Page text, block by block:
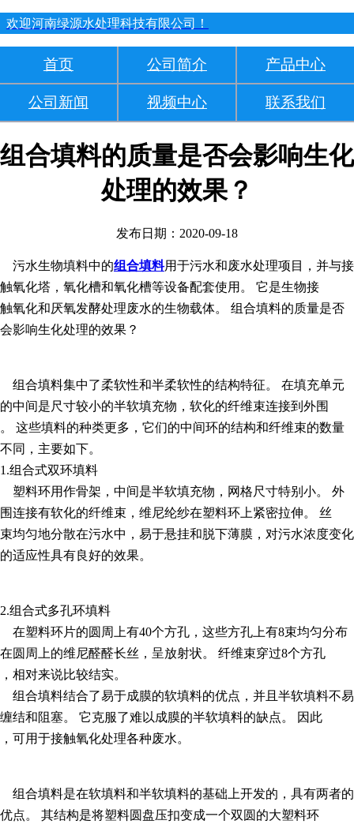
欢迎河南绿源水处理科技有限公司！
首页 公司简介 产品中心
公司新闻 视频中心 联系我们
组合填料的质量是否会影响生化
处理的效果？
发布日期：2020-09-18
污水生物填料中的组合填料用于污水和废水处理项目，并与接
触氧化塔，氧化槽和氧化槽等设备配套使用。 它是生物接
触氧化和厌氧发酵处理废水的生物载体。 组合填料的质量是否
会影响生化处理的效果？
组合填料集中了柔软性和半柔软性的结构特征。 在填充单元
的中间是尺寸较小的半软填充物，软化的纤维束连接到外围
。 这些填料的种类更多，它们的中间环的结构和纤维束的数量
不同，主要如下。
1.组合式双环填料
塑料环用作骨架，中间是半软填充物，网格尺寸特别小。 外
围连接有软化的纤维束，维尼纶纱在塑料环上紧密拉伸。 丝
束均匀地分散在污水中，易于悬挂和脱下薄膜，对污水浓度变化
的适应性具有良好的效果。
2.组合式多孔环填料
在塑料环片的圆周上有40个方孔，这些方孔上有8束均匀分布
在圆周上的维尼醛醛长丝，呈放射状。 纤维束穿过8个方孔
，相对来说比较结实。
组合填料结合了易于成膜的软填料的优点，并且半软填料不易
缠结和阻塞。 它克服了难以成膜的半软填料的缺点。 因此
，可用于接触氧化处理各种废水。
组合填料是在软填料和半软填料的基础上开发的，具有两者的
优点。 其结构是将塑料圆盘压扣变成一个双圆的大塑料环